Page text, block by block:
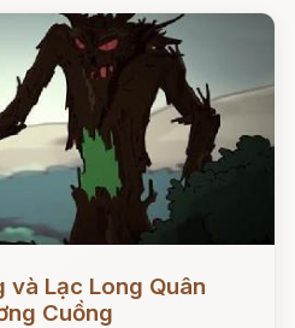
và Lạc Long Quân
Cuồng